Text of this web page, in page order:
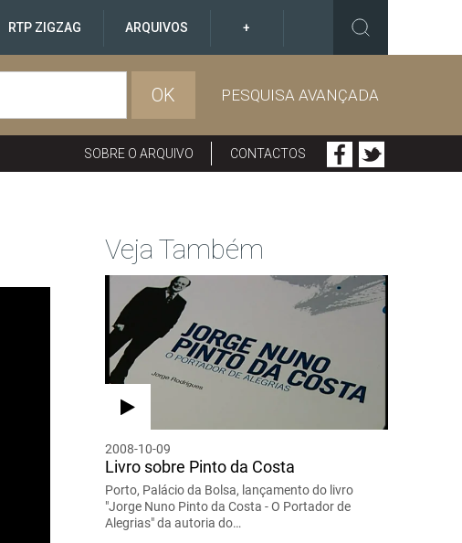
RTP ZIGZAG ARQUIVOS +
OK PESQUISA AVANÇADA
SOBRE O ARQUIVO CONTACTOS
Veja Também
2008-10-09
Livro sobre Pinto da Costa
Porto, Palácio da Bolsa, lançamento do livro
"Jorge Nuno Pinto da Costa - O Portador de
Alegrias" da autoria do…